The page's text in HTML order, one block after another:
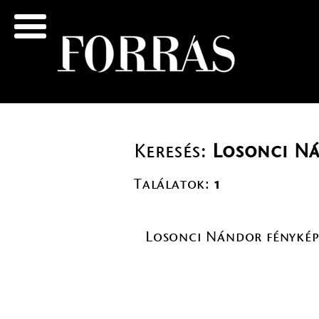
Keresés: Losonci
Találatok: 1
Losonci Nándor